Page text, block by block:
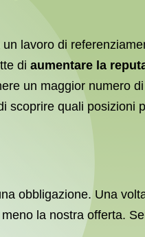
lavoro di
di aumentare la
un maggior numero
scoprire quali
obbligazione. Una
la nostra offerta.